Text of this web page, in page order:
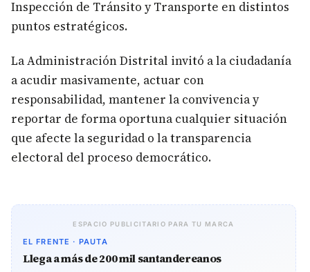
Inspección de Tránsito y Transporte en distintos
puntos estratégicos.
La Administración Distrital invitó a la ciudadanía
a acudir masivamente, actuar con
responsabilidad, mantener la convivencia y
reportar de forma oportuna cualquier situación
que afecte la seguridad o la transparencia
electoral del proceso democrático.
ESPACIO PUBLICITARIO PARA TU MARCA
EL FRENTE · PAUTA
Llega a más de 200 mil santandereanos